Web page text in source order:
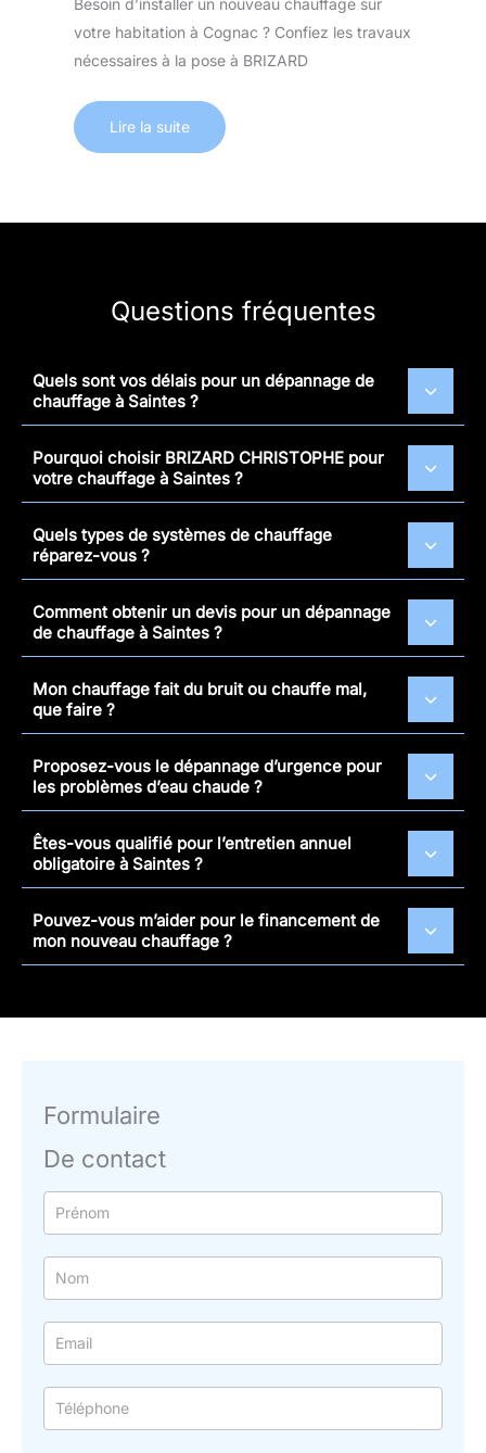
votre habitation à Cognac ? Confiez les travaux
nécessaires à la pose à BRIZARD
Lire la suite
Questions fréquentes
Quels sont vos délais pour un dépannage de
chauffage à Saintes ?
Pourquoi choisir BRIZARD CHRISTOPHE pour
votre chauffage à Saintes ?
Quels types de systèmes de chauffage
réparez-vous ?
Comment obtenir un devis pour un dépannage
de chauffage à Saintes ?
Mon chauffage fait du bruit ou chauffe mal,
que faire ?
Proposez-vous le dépannage d’urgence pour
les problèmes d’eau chaude ?
Êtes-vous qualifié pour l’entretien annuel
obligatoire à Saintes ?
Pouvez-vous m’aider pour le financement de
mon nouveau chauffage ?
Formulaire
De contact
Formulaire
simple
avec
téléphone